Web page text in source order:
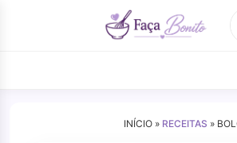
INÍCIO » RECEITAS »